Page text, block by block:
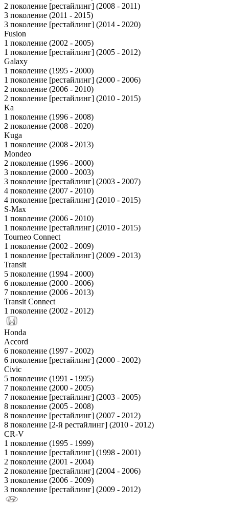
2 поколение [рестайлинг] (2008 - 2011)
3 поколение (2011 - 2015)
3 поколение [рестайлинг] (2014 - 2020)
Fusion
1 поколение (2002 - 2005)
1 поколение [рестайлинг] (2005 - 2012)
Galaxy
1 поколение (1995 - 2000)
1 поколение [рестайлинг] (2000 - 2006)
2 поколение (2006 - 2010)
2 поколение [рестайлинг] (2010 - 2015)
Ka
1 поколение (1996 - 2008)
2 поколение (2008 - 2020)
Kuga
1 поколение (2008 - 2013)
Mondeo
2 поколение (1996 - 2000)
3 поколение (2000 - 2003)
3 поколение [рестайлинг] (2003 - 2007)
4 поколение (2007 - 2010)
4 поколение [рестайлинг] (2010 - 2015)
S-Max
1 поколение (2006 - 2010)
1 поколение [рестайлинг] (2010 - 2015)
Tourneo Connect
1 поколение (2002 - 2009)
1 поколение [рестайлинг] (2009 - 2013)
Transit
5 поколение (1994 - 2000)
6 поколение (2000 - 2006)
7 поколение (2006 - 2013)
Transit Connect
1 поколение (2002 - 2012)
Honda
Accord
6 поколение (1997 - 2002)
6 поколение [рестайлинг] (2000 - 2002)
Civic
5 поколение (1991 - 1995)
7 поколение (2000 - 2005)
7 поколение [рестайлинг] (2003 - 2005)
8 поколение (2005 - 2008)
8 поколение [рестайлинг] (2007 - 2012)
8 поколение [2-й рестайлинг] (2010 - 2012)
CR-V
1 поколение (1995 - 1999)
1 поколение [рестайлинг] (1998 - 2001)
2 поколение (2001 - 2004)
2 поколение [рестайлинг] (2004 - 2006)
3 поколение (2006 - 2009)
3 поколение [рестайлинг] (2009 - 2012)